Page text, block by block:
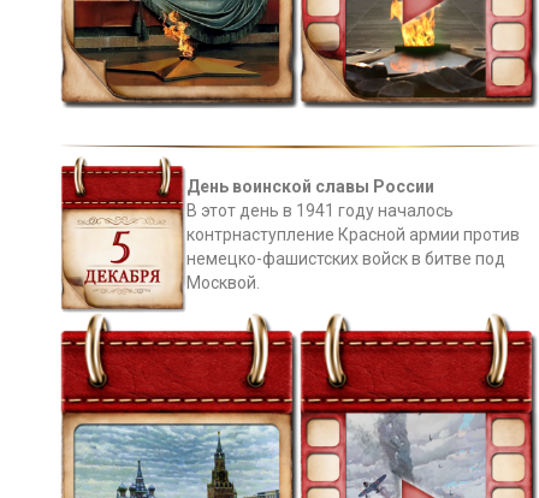
День воинской славы России
В этот день в 1941 году началось
контрнаступление Красной армии против
немецко-фашистских войск в битве под
Москвой.